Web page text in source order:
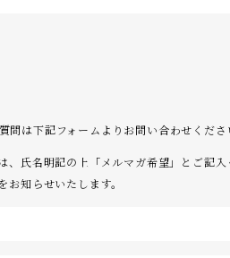
問は下記フォームよりお問い合わせくださ
、氏名明記の上「メルマガ希望」とご記入
お知らせいたします。